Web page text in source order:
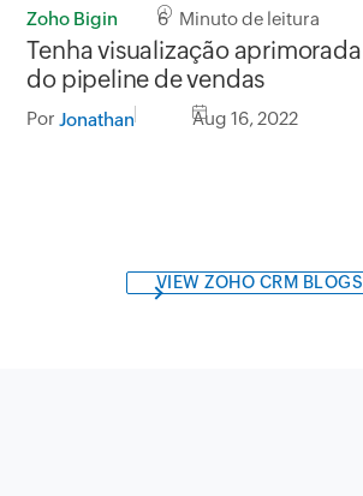
Zoho Bigin 6 Minuto de leitura
Tenha visualização aprimorada
do pipeline de vendas
Por Jonathan Aug 16, 2022
VIEW ZOHO CRM BLOGS